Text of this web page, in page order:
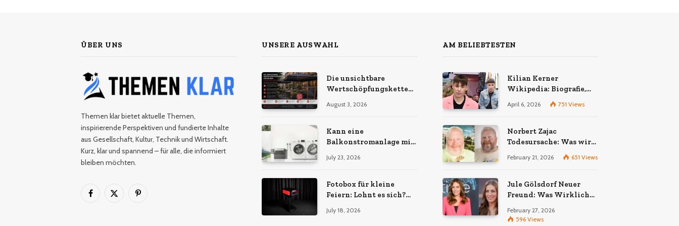
ÜBER UNS
Themen klar bietet aktuelle Themen,
inspirierende Perspektiven und fundierte Inhalte
aus Gesellschaft, Kultur, Technik und Wirtschaft.
Kurz, klar und spannend – für alle, die informiert
bleiben möchten.
Facebook
X
Pinterest
UNSERE AUSWAHL
Die unsichtbare
Wertschöpfungskette
Sonnenschirm: Was
Fertigung und
unternehmerische
bedeuten
August 3, 2026
Kann eine
Balkonstromanlage mit
wachsen?
July 23, 2026
Fotobox für kleine
Feiern: Lohnt es sich?
July 18, 2026
AM BELIEBTESTEN
Kilian Kerner
Wikipedia: Biografie,
Karriere und Erfolge des
Berliner Modedesigners
April 6, 2026 751 Views
Norbert Zajac
Todesursache: Was wir
wirklich wissen
February 21, 2026 651 Views
Jule Gölsdorf Neuer
Freund: Was Wirklich
February 27, 2026
596 Views